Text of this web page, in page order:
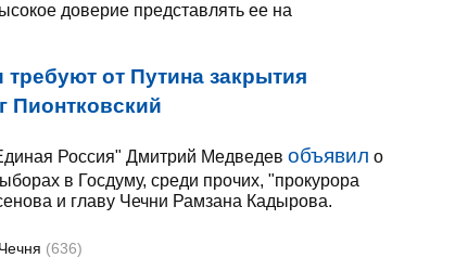
доверие представлять ее на
от Путина закрытия
Пионтковский
Россия" Дмитрий Медведев объявил о
в Госдуму, среди прочих, "прокурора
и главу Чечни Рамзана Кадырова.
Чечня (636)